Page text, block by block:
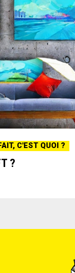
C'EST QUOI ?
?